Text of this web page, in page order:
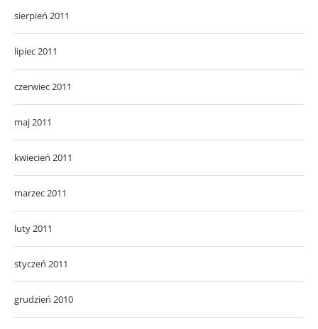
sierpień 2011
lipiec 2011
czerwiec 2011
maj 2011
kwiecień 2011
marzec 2011
luty 2011
styczeń 2011
grudzień 2010